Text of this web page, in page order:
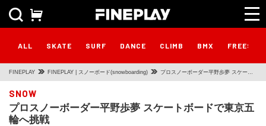
ALL SKATE SURF DANCE CLIMB BMX
FINEPLAY FINEPLAY | スノーボード(snowboarding) プロスノーボーダー平野歩夢 スケート
SNOW
プロスノーボーダー平野歩夢 スケートボードで東京五
輪へ挑戦